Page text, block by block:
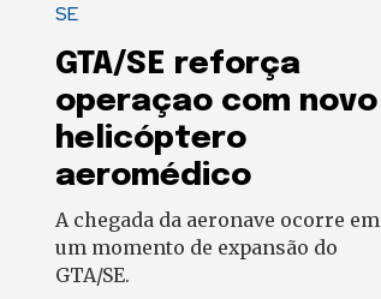
SE
GTA/SE reforça
operaçao com novo
helicóptero
aeromédico
A chegada da aeronave ocorre em
um momento de expansão do
GTA/SE.